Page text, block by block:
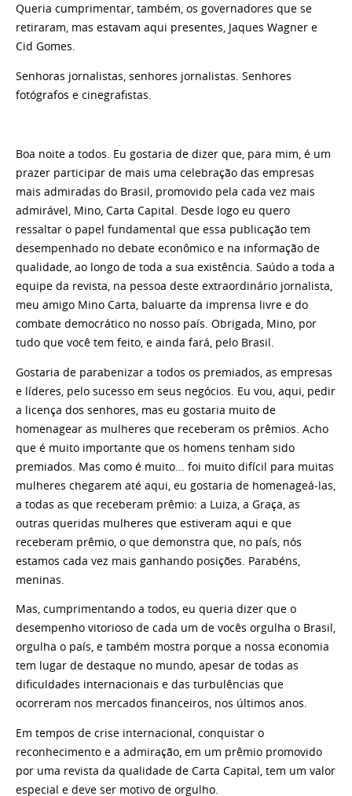
Queria cumprimentar, também, os governadores que se
retiraram, mas estavam aqui presentes, Jaques Wagner e
Cid Gomes.
Senhoras jornalistas, senhores jornalistas. Senhores
fotógrafos e cinegrafistas.
Boa noite a todos. Eu gostaria de dizer que, para mim, é um
prazer participar de mais uma celebração das empresas
mais admiradas do Brasil, promovido pela cada vez mais
admirável, Mino, Carta Capital. Desde logo eu quero
ressaltar o papel fundamental que essa publicação tem
desempenhado no debate econômico e na informação de
qualidade, ao longo de toda a sua existência. Saúdo a toda a
equipe da revista, na pessoa deste extraordinário jornalista,
meu amigo Mino Carta, baluarte da imprensa livre e do
combate democrático no nosso país. Obrigada, Mino, por
tudo que você tem feito, e ainda fará, pelo Brasil.
Gostaria de parabenizar a todos os premiados, as empresas
e líderes, pelo sucesso em seus negócios. Eu vou, aqui, pedir
a licença dos senhores, mas eu gostaria muito de
homenagear as mulheres que receberam os prêmios. Acho
que é muito importante que os homens tenham sido
premiados. Mas como é muito... foi muito difícil para muitas
mulheres chegarem até aqui, eu gostaria de homenageá-las,
a todas as que receberam prêmio: a Luiza, a Graça, as
outras queridas mulheres que estiveram aqui e que
receberam prêmio, o que demonstra que, no país, nós
estamos cada vez mais ganhando posições. Parabéns,
meninas.
Mas, cumprimentando a todos, eu queria dizer que o
desempenho vitorioso de cada um de vocês orgulha o Brasil,
orgulha o país, e também mostra porque a nossa economia
tem lugar de destaque no mundo, apesar de todas as
dificuldades internacionais e das turbulências que
ocorreram nos mercados financeiros, nos últimos anos.
Em tempos de crise internacional, conquistar o
reconhecimento e a admiração, em um prêmio promovido
por uma revista da qualidade de Carta Capital, tem um valor
especial e deve ser motivo de orgulho.